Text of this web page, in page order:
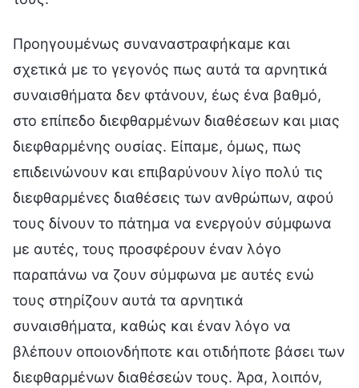
Προηγουμένως συναναστραφήκαμε και
σχετικά με το γεγονός πως αυτά τα αρνητικά
συναισθήματα δεν φτάνουν, έως ένα βαθμό,
στο επίπεδο διεφθαρμένων διαθέσεων και μιας
διεφθαρμένης ουσίας. Είπαμε, όμως, πως
επιδεινώνουν και επιβαρύνουν λίγο πολύ τις
διεφθαρμένες διαθέσεις των ανθρώπων, αφού
τους δίνουν το πάτημα να ενεργούν σύμφωνα
με αυτές, τους προσφέρουν έναν λόγο
παραπάνω να ζουν σύμφωνα με αυτές ενώ
τους στηρίζουν αυτά τα αρνητικά
συναισθήματα, καθώς και έναν λόγο να
βλέπουν οποιονδήποτε και οτιδήποτε βάσει των
διεφθαρμένων διαθέσεών τους. Άρα, λοιπόν,